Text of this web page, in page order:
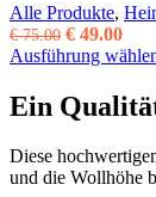
Alle Produkte,
€75.00
Preis
€ 75.00
€ 49.00
€
Ausführung
Ein
Diese
und die Wollhöhe